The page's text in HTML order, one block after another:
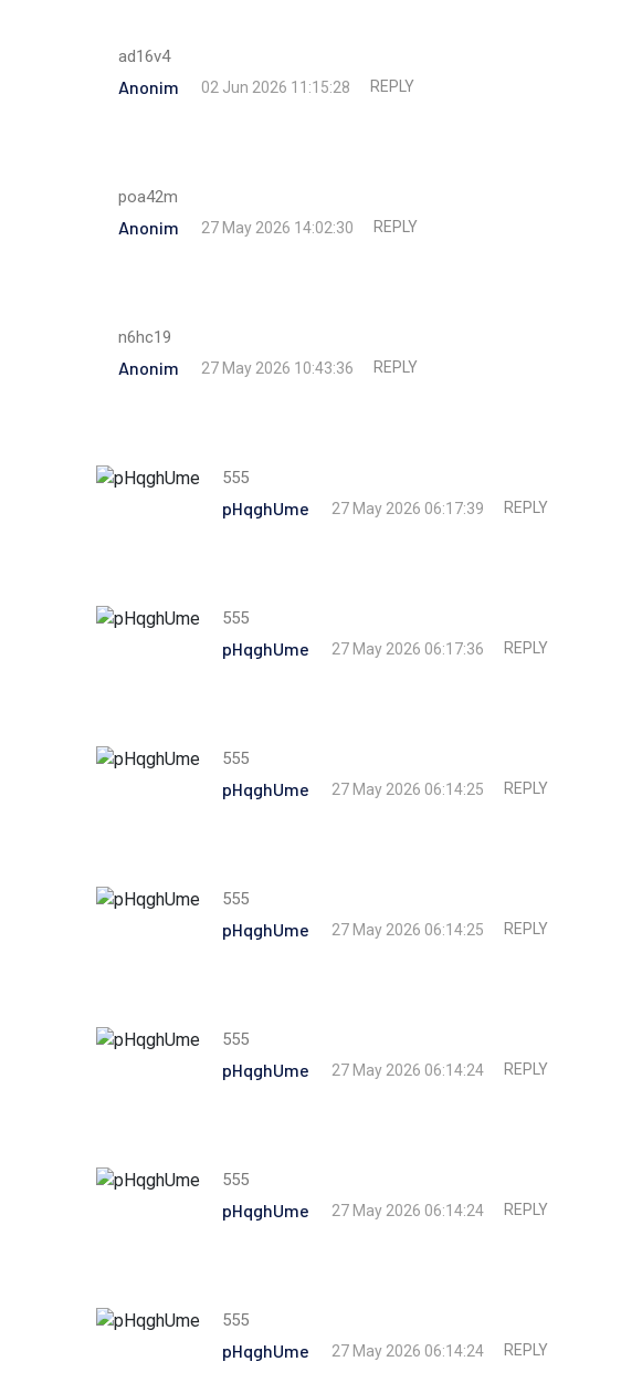
ad16v4
Anonim 02 Jun 2026 11:15:28 REPLY
poa42m
Anonim 27 May 2026 14:02:30 REPLY
n6hc19
Anonim 27 May 2026 10:43:36 REPLY
555
pHqghUme 27 May 2026 06:17:39 REPLY
555
pHqghUme 27 May 2026 06:17:36 REPLY
555
pHqghUme 27 May 2026 06:14:25 REPLY
555
pHqghUme 27 May 2026 06:14:25 REPLY
555
pHqghUme 27 May 2026 06:14:24 REPLY
555
pHqghUme 27 May 2026 06:14:24 REPLY
555
pHqghUme 27 May 2026 06:14:24 REPLY